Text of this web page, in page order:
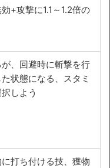
+攻撃に1.1～1.2倍の
、回避時に斬撃を行
状態になる、スタミ
しよう
打ち付ける技、獲物